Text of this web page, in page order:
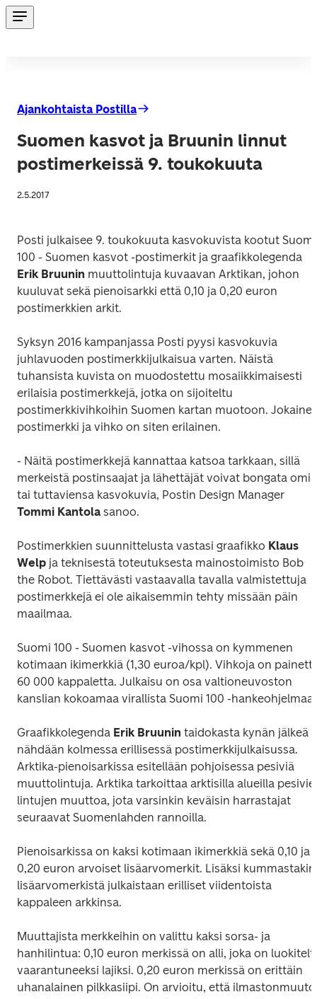
Ajankohtaista Postilla
Suomen kasvot ja Bruunin linnut
postimerkeissä 9. toukokuuta
2.5.2017
Posti julkaisee 9. toukokuuta kasvokuvista kootut Suomi
100 - Suomen kasvot -postimerkit ja graafikkolegenda
Erik Bruunin muuttolintuja kuvaavan Arktikan, johon
kuuluvat sekä pienoisarkki että 0,10 ja 0,20 euron
postimerkkien arkit.
Syksyn 2016 kampanjassa Posti pyysi kasvokuvia
juhlavuoden postimerkkijulkaisua varten. Näistä
tuhansista kuvista on muodostettu mosaiikkimaisesti
erilaisia postimerkkejä, jotka on sijoiteltu
postimerkkivihkoihin Suomen kartan muotoon.
postimerkki ja vihko on siten erilainen.
- Näitä postimerkkejä kannattaa katsoa tarkkaan, sillä
merkeistä postinsaajat ja lähettäjät voivat bongata omia
Tommi Kantola sanoo.
Postimerkkien suunnittelusta vastasi graafikko Klaus
Welp ja teknisestä toteutuksesta mainostoimisto Bob
the Robot. Tiettävästi vastaavalla tavalla valmistettuja
postimerkkejä ei ole aikaisemmin tehty missään päin
maailmaa.
Suomi 100 - Suomen kasvot -vihossa on kymmenen
kotimaan ikimerkkiä (1,30 euroa/kpl). Vihkoja on
60 000 kappaletta. Julkaisu on osa valtioneuvoston
kanslian kokoamaa virallista Suomi 100 -hankeohjelmaa.
Graafikkolegenda Erik Bruunin taidokasta kynän jälkeä
Arktika-pienoisarkissa esitellään pohjoisessa pesiviä
muuttolintuja. Arktika tarkoittaa arktisilla alueilla
lintujen muuttoa, jota varsinkin keväisin harrastajat
seuraavat Suomenlahden rannoilla.
Pienoisarkissa on kaksi kotimaan ikimerkkiä sekä 0,10 ja
0,20 euron arvoiset lisäarvomerkit. Lisäksi kummastakin
lisäarvomerkistä julkaistaan erilliset viidentoista
kappaleen arkkinsa.
Muuttajista merkkeihin on valittu kaksi sorsa- ja
hanhilintua: 0,10 euron merkissä on alli, joka on
vaarantuneeksi lajiksi. 0,20 euron merkissä on erittäin
uhanalainen pilkkasiipi. On arvioitu, että